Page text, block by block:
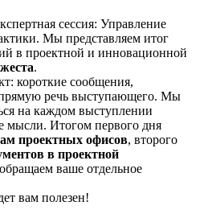
сессия: Управление
Мы представляем итог
в проектной и инновационной
.
короткие сообщения,
речь выступающего. Мы
на каждом выступлении
мысли. Итогом первого дня
проектных офисов, второго
в проектной
ваше отдельное
вам полезен!